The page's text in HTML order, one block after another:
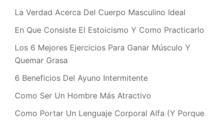
La Verdad Acerca Del Cuerpo Masculino Ideal
En Que Consiste El Estoicismo Y Como Practicarlo
Los 6 Mejores Ejercicios Para Ganar Músculo Y
Quemar Grasa
6 Beneficios Del Ayuno Intermitente
Como Ser Un Hombre Más Atractivo
Como Portar Un Lenguaje Corporal Alfa (Y Porque